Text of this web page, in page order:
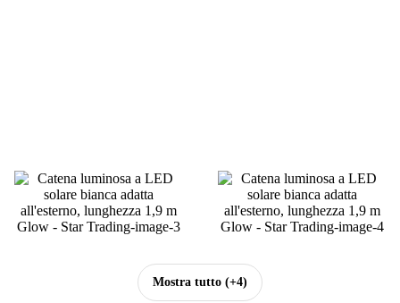
Mostra tutto (+4)